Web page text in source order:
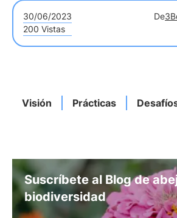
30/06/2023 De
200 Vistas
Visión Prácticas
Suscríbete al Blog de
biodiversidad